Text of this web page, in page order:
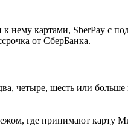
нему картами, SberPay с
от СберБанка.
четыре, шесть или
где принимают карту